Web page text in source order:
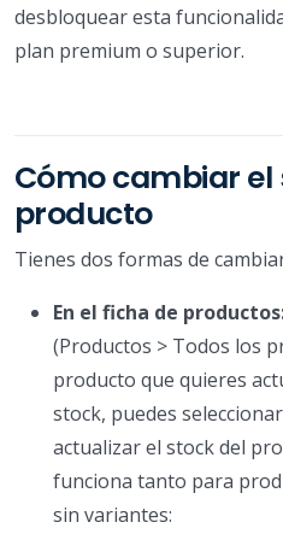
desbloquear esta
plan premium o superior.
Cómo cambiar el
producto
Tienes dos formas de
En el ficha de
(Productos > Todos los
producto que quieres
stock, puedes
actualizar el stock del
funciona tanto para
sin variantes: